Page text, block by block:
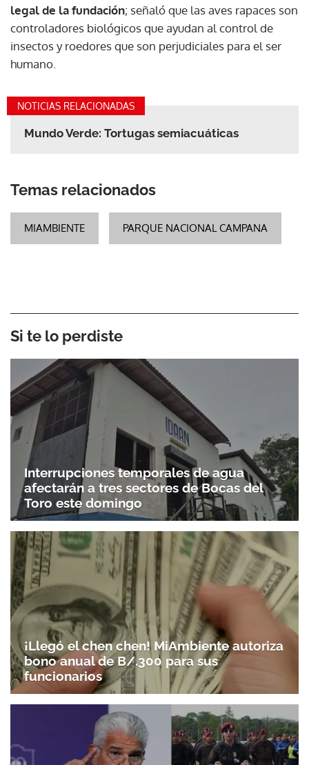
legal de la fundación; señaló que las aves rapaces son
controladores biológicos que ayudan al control de
insectos y roedores que son perjudiciales para el ser
humano.
NOTICIAS RELACIONADAS
Mundo Verde: Tortugas semiacuáticas
Temas relacionados
MIAMBIENTE PARQUE NACIONAL CAMPANA
Si te lo perdiste
Interrupciones temporales de agua
afectarán a tres sectores de Bocas del
Toro este domingo
¡Llegó el chen chen! MiAmbiente autoriza
bono anual de B/.300 para sus
funcionarios